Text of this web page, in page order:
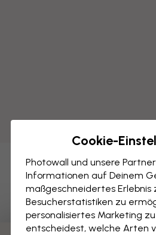
Leire Weltkarte auf
LEINWANDBILD
Cookie-
Photowall und unsere
Informationen auf Deinem
maßgeschneidertes Erlebnis
Besucherstatistiken zu
personalisiertes Marketing
entscheidest, welche Arten